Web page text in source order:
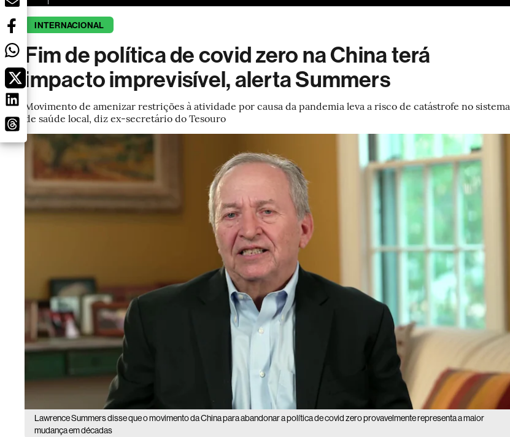
INTERNACIONAL
Fim de política de covid zero na China terá
impacto imprevisível, alerta Summers
Movimento de amenizar restrições à atividade por causa da pandemia leva a risco de catástrofe no sistema
de saúde local, diz ex-secretário do Tesouro
Lawrence Summers disse que o movimento da China para abandonar a política de covid zero provavelmente representa a maior
mudança em décadas